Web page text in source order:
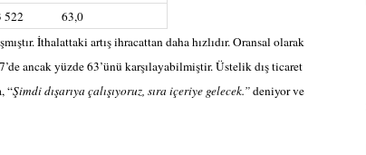
522
63,0
İthalattaki artış ihracattan daha hızlıdır. Oransal olarak
ancak yüzde 63’ünü karşılayabilmiştir. Üstelik dış ticaret
“Şimdi dışarıya çalışıyoruz, sıra içeriye gelecek.”deniyor ve